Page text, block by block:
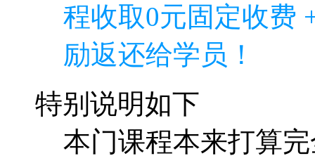
程收取0元固定收费
励返还给学员！
特别说明如下
本门课程本来打算